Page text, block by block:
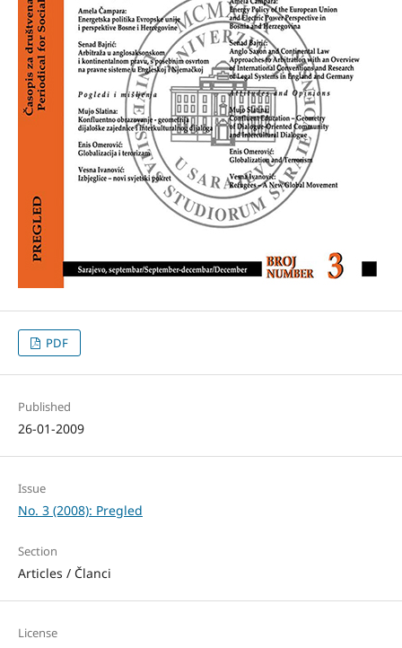
PDF
Published
26-01-2009
Issue
No. 3 (2008): Pregled
Section
Articles / Članci
License